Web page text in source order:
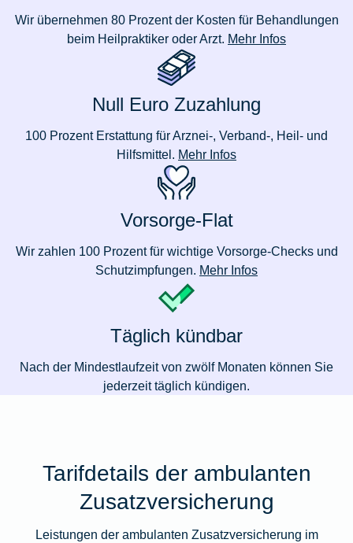
Wir übernehmen 80 Prozent der Kosten für Behandlungen
beim Heilpraktiker oder Arzt. Mehr Infos
Null Euro Zuzahlung
100 Prozent Erstattung für Arznei-, Verband-, Heil- und
Hilfsmittel. Mehr Infos
Vorsorge-Flat
Wir zahlen 100 Prozent für wichtige Vorsorge-Checks und
Schutzimpfungen. Mehr Infos
Täglich kündbar
Nach der Mindestlaufzeit von zwölf Monaten können Sie
jederzeit täglich kündigen.
Tarifdetails der ambulanten
Zusatzversicherung
Leistungen der ambulanten Zusatzversicherung im